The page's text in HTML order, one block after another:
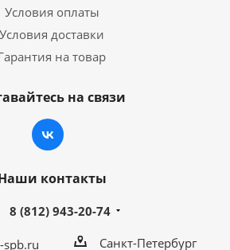
Условия оплаты
Условия доставки
на товар
на связи
контакты
8 (812) 943-20-74
spb.ru Санкт-Петербург